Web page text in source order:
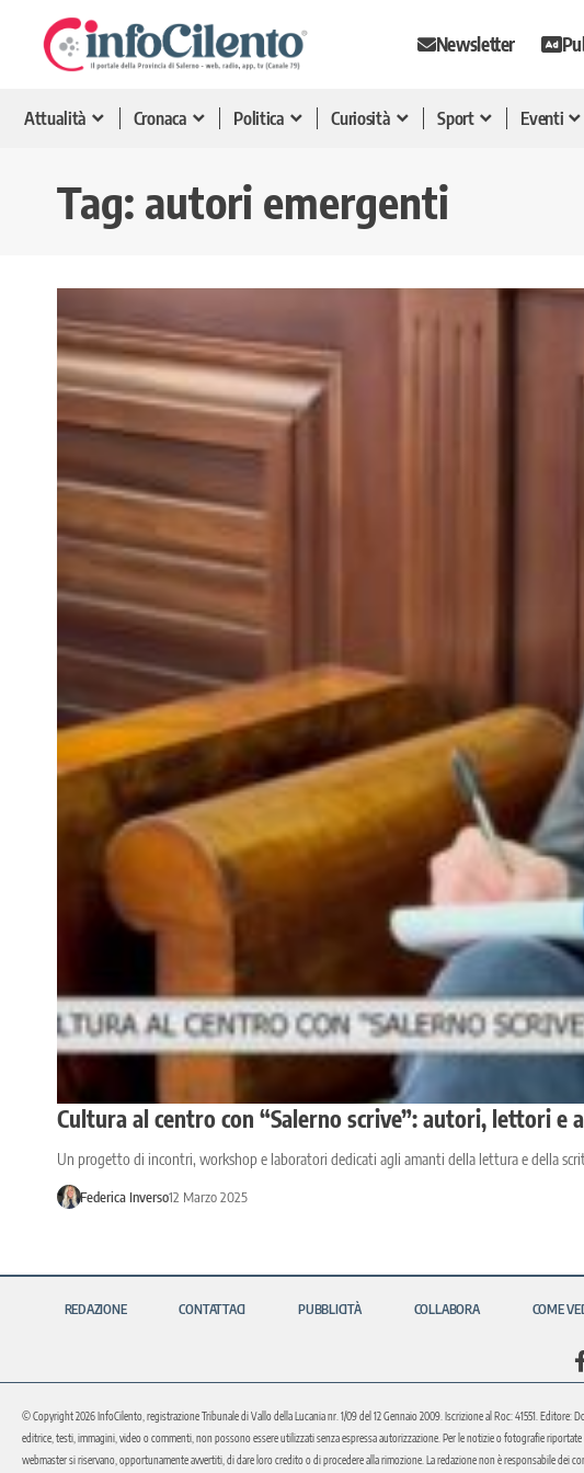
Newsletter
Attualità Cronaca Politica Curiosità Sport Eventi
Tag: autori emergenti
Cultura al centro con “Salerno scrive”: autori, lettori e
Un progetto di incontri, workshop e laboratori dedicati agli amanti della lettura e della
Federica Inverso12 Marzo 2025
REDAZIONE CONTATTACI PUBBLICITÀ COLLABORA COME
© Copyright 2026 InfoCilento, registrazione Tribunale di Vallo della Lucania nr. 1/09 del 12 Gennaio 2009. Iscrizione al Roc: 41551.
editrice, testi, immagini, video o commenti, non possono essere utilizzati senza espressa autorizzazione. Per le notizie o fotografie
webmaster si riservano, opportunamente avvertiti, di dare loro credito o di procedere alla rimozione. La redazione non è responsabile